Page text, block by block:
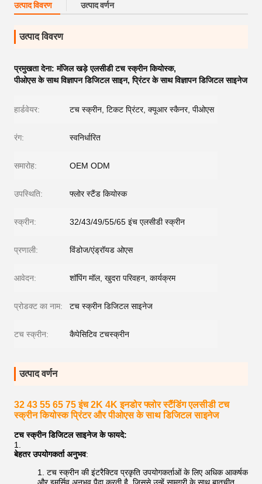
उत्पाद विवरण उत्पाद वर्णन
उत्पाद विवरण
प्रमुखता देना:मंजिल खड़े एलसीडी टच स्क्रीन कियोस्क,
पीओएस के साथ विज्ञापन डिजिटल साइन,प्रिंटर के साथ विज्ञापन डिजिटल साइनेज
हार्डवेयर: टच स्क्रीन, टिकट प्रिंटर, क्यूआर स्कैनर, पीओएस
रंग: स्वनिर्धारित
समारोह: OEM ODM
उपस्थिति: फ्लोर स्टैंड कियोस्क
स्क्रीन: 32/43/49/55/65 इंच एलसीडी स्क्रीन
प्रणाली: विंडोज/एंड्रॉयड ओएस
आवेदन: शॉपिंग मॉल, खुदरा परिवहन, कार्यक्रम
प्रोडक्ट का नाम: टच स्क्रीन डिजिटल साइनेज
टच स्क्रीन: कैपेसिटिव टचस्क्रीन
उत्पाद वर्णन
32 43 55 65 75 इंच 2K 4K इनडोर फ्लोर स्टैंडिंग एलसीडी टच
स्क्रीन कियोस्क प्रिंटर और पीओएस के साथ डिजिटल साइनेज
टच स्क्रीन डिजिटल साइनेज के फायदे:
बेहतर उपयोगकर्ता अनुभव:
टच स्क्रीन की इंटरैक्टिव प्रकृति उपयोगकर्ताओं के लिए अधिक आकर्षक